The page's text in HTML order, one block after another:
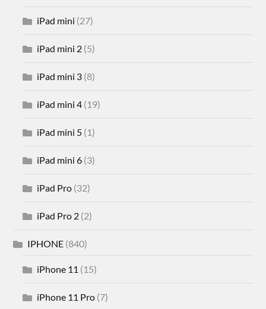
iPad mini (27)
iPad mini 2 (5)
iPad mini 3 (8)
iPad mini 4 (19)
iPad mini 5 (1)
iPad mini 6 (3)
iPad Pro (32)
iPad Pro 2 (2)
IPHONE (840)
iPhone 11 (15)
iPhone 11 Pro (7)